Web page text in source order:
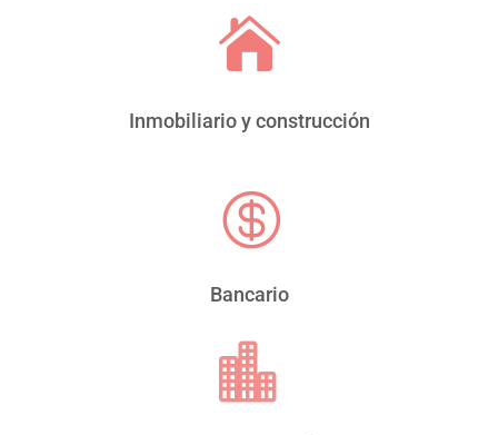

Inmobiliario y construcción

Bancario
